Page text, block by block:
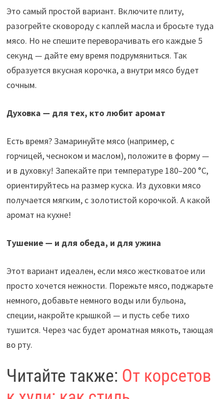
Это самый простой вариант. Включите плиту,
разогрейте сковороду с каплей масла и бросьте туда
мясо. Но не спешите переворачивать его каждые 5
секунд — дайте ему время подрумяниться. Так
образуется вкусная корочка, а внутри мясо будет
сочным.
Духовка — для тех, кто любит аромат
Есть время? Замаринуйте мясо (например, с
горчицей, чесноком и маслом), положите в форму —
и в духовку! Запекайте при температуре 180–200 °C,
ориентируйтесь на размер куска. Из духовки мясо
получается мягким, с золотистой корочкой. А какой
аромат на кухне!
Тушение — и для обеда, и для ужина
Этот вариант идеален, если мясо жестковатое или
просто хочется нежности. Порежьте мясо, поджарьте
немного, добавьте немного воды или бульона,
специи, накройте крышкой — и пусть себе тихо
тушится. Через час будет ароматная мякоть, тающая
во рту.
Читайте также: От корсетов